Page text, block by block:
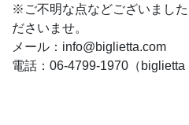
※ご不明な点などございまし
ださいませ。
メール：info@biglietta.com
電話：06-4799-1970（biglietta